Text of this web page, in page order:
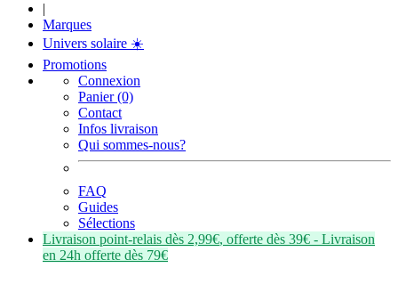
|
Marques
Univers solaire ☀️
Promotions
Connexion
Panier (0)
Contact
Infos livraison
Qui sommes-nous?
FAQ
Guides
Sélections
Livraison point-relais dès 2,99€, offerte dès 39€ - Livraison
en 24h offerte dès 79€